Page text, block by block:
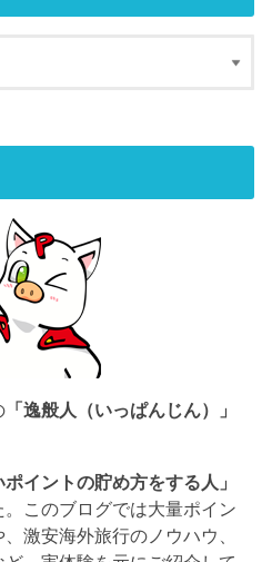
「逸般人（いっぱんじん）」
ポイントの貯め方をする人」
このブログでは大量ポイン
激安海外旅行のノウハウ、